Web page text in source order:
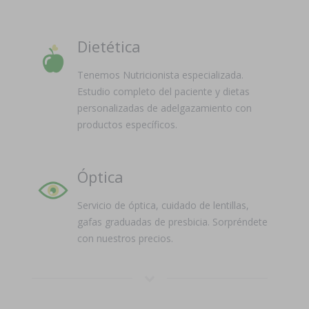
Dietética
Tenemos Nutricionista especializada.
Estudio completo del paciente y dietas
personalizadas de adelgazamiento con
productos específicos.
Óptica
Servicio de óptica, cuidado de lentillas,
gafas graduadas de presbicia. Sorpréndete
con nuestros precios.